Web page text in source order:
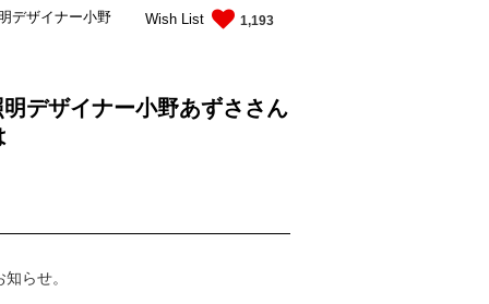
デザイナー小野
Wish List 1,193
デザイナー小野あずささん
らせ。